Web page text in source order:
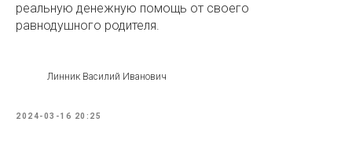
реальную денежную помощь от своего
равнодушного родителя.
Линник Василий Иванович
2024-03-16 20:25